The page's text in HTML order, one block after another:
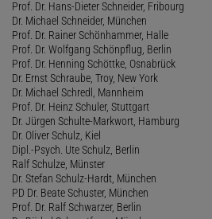
Prof. Dr. Hans-Dieter Schneider, Fribourg
Dr. Michael Schneider, München
Prof. Dr. Rainer Schönhammer, Halle
Prof. Dr. Wolfgang Schönpflug, Berlin
Prof. Dr. Henning Schöttke, Osnabrück
Dr. Ernst Schraube, Troy, New York
Dr. Michael Schredl, Mannheim
Prof. Dr. Heinz Schuler, Stuttgart
Dr. Jürgen Schulte-Markwort, Hamburg
Dr. Oliver Schulz, Kiel
Dipl.-Psych. Ute Schulz, Berlin
Ralf Schulze, Münster
Dr. Stefan Schulz-Hardt, München
PD Dr. Beate Schuster, München
Prof. Dr. Ralf Schwarzer, Berlin